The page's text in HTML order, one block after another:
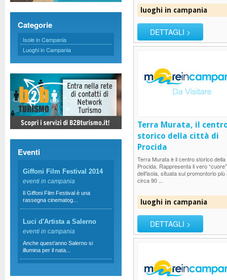
Categorie
Isole in Campania
Luoghi in Campania
Eventi
Giffoni Film Festival 2014
eventi in campania
Il Giffoni Film Festival è una
rassegna cinematog...
Luci d'Artista a Salerno
eventi in campania
Anche quest’anno Salerno si
illumina per il nata...
luoghi in campania
DETTAGLI >
Terra Murata, il
storico della città di
Procida
Terra Murata è il centro storico della
Procida. Rappresenta il vero “cuore”
dell’isola, situata sul promontorio più
circa 90 ...
luoghi in campania
DETTAGLI >